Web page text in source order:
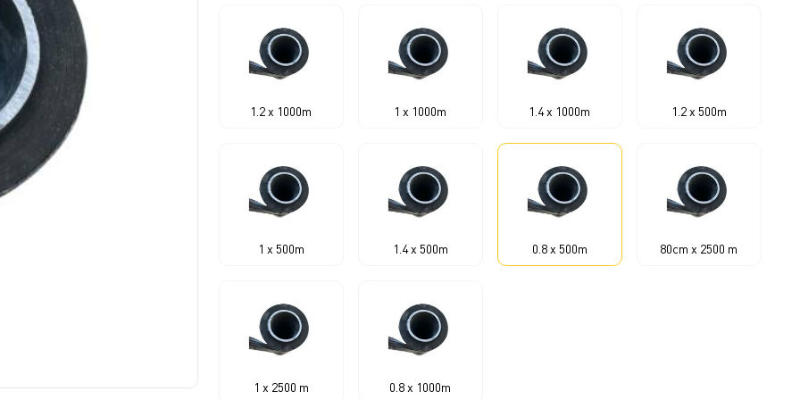
1.2 x 1000m 1 x 1000m 1.4 x 1000m 1.2 x 500m
1 x 500m 1.4 x 500m 0.8 x 500m 80cm x 2500 m
1 x 2500 m 0.8 x 1000m